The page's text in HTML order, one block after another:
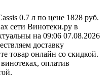
0.7 л по цене 1828 руб.
сети Винотеки.ру в
на 09:06 07.08.2026
доставку
товар онлайн со скидкой.
оплатив